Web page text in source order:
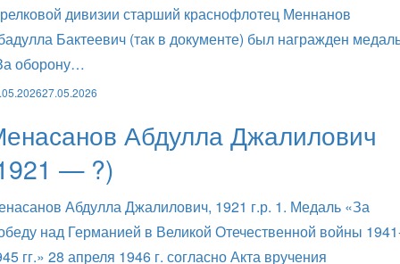
дивизии старший краснофлотец Меннанов
Бактеевич (так в документе) был награжден
оборону…
27.05.2026
Абдулла Джалилович
— ?)
Абдулла Джалилович, 1921 г.р. 1. Медаль «За
над Германией в Великой Отечественной войны
гг.» 28 апреля 1946 г. согласно Акта вручения